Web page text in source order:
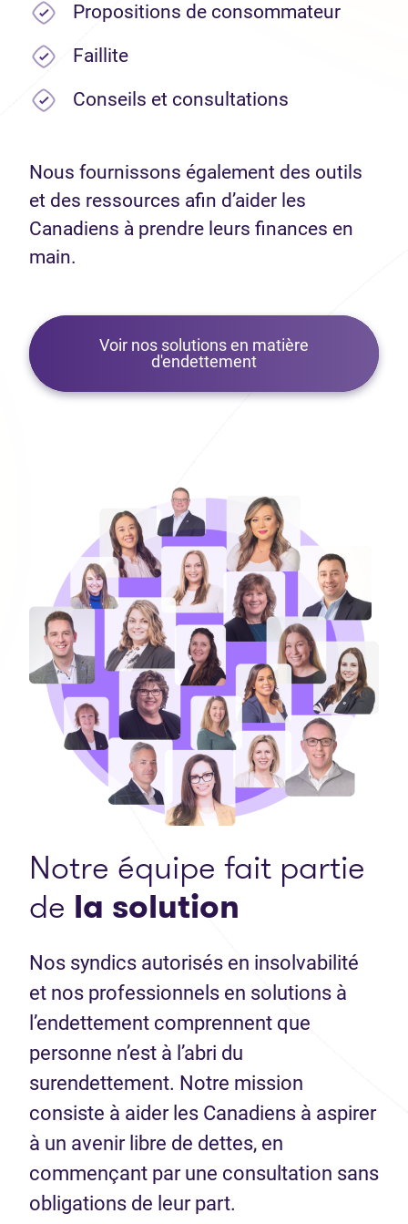
Propositions de consommateur
Faillite
Conseils et consultations
Nous fournissons également des outils
et des ressources afin d’aider les
Canadiens à prendre leurs finances en
main.
Voir nos solutions en matière
d'endettement
Notre équipe fait partie
de la solution
Nos syndics autorisés en insolvabilité
et nos professionnels en solutions à
l’endettement comprennent que
personne n’est à l’abri du
surendettement. Notre mission
consiste à aider les Canadiens à aspirer
à un avenir libre de dettes, en
commençant par une consultation sans
obligations de leur part.